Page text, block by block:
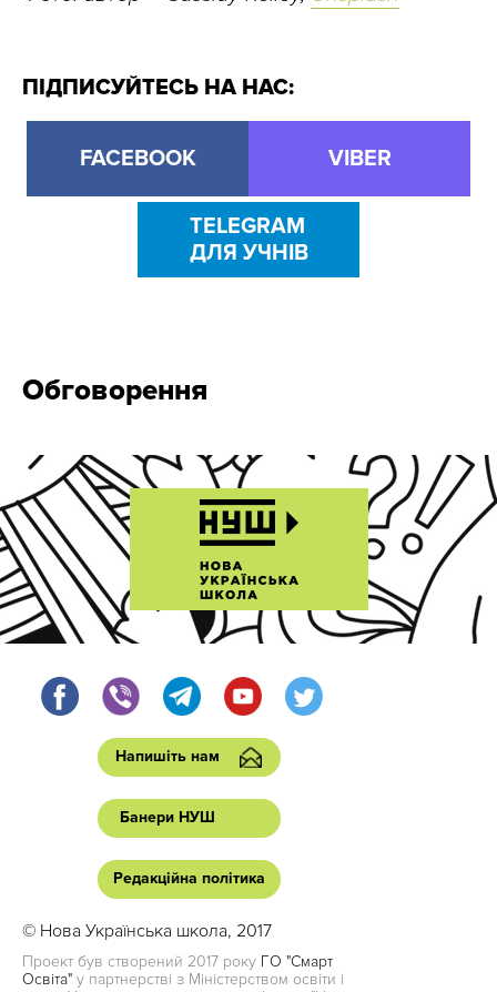
ПІДПИСУЙТЕСЬ НА НАС:
FACEBOOK VIBER
TELEGRAM
ДЛЯ УЧНІВ
Обговорення
Напишіть нам
Банери НУШ
Редакційна політика
© Нова Українська школа, 2017
Проект був створений 2017 року ГО "Смарт
Освіта" у партнерстві з Міністерством освіти і